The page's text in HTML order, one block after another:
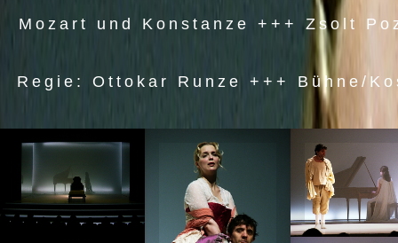
Mozart und Konstanze +++ Zsolt
Regie: Ottokar Runze +++ Bühne/